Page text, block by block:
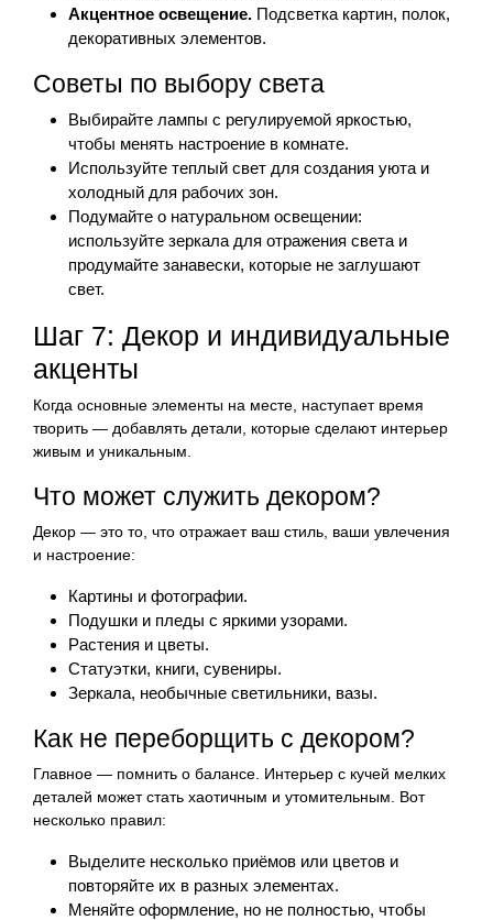
Акцентное освещение. Подсветка картин, полок,
декоративных элементов.
Советы по выбору света
Выбирайте лампы с регулируемой яркостью,
чтобы менять настроение в комнате.
Используйте теплый свет для создания уюта и
холодный для рабочих зон.
Подумайте о натуральном освещении:
используйте зеркала для отражения света и
продумайте занавески, которые не заглушают
свет.
Шаг 7: Декор и индивидуальные
акценты
Когда основные элементы на месте, наступает время
творить — добавлять детали, которые сделают интерьер
живым и уникальным.
Что может служить декором?
Декор — это то, что отражает ваш стиль, ваши увлечения
и настроение:
Картины и фотографии.
Подушки и пледы с яркими узорами.
Растения и цветы.
Статуэтки, книги, сувениры.
Зеркала, необычные светильники, вазы.
Как не переборщить с декором?
Главное — помнить о балансе. Интерьер с кучей мелких
деталей может стать хаотичным и утомительным. Вот
несколько правил:
Выделите несколько приёмов или цветов и
повторяйте их в разных элементах.
Меняйте оформление, но не полностью, чтобы